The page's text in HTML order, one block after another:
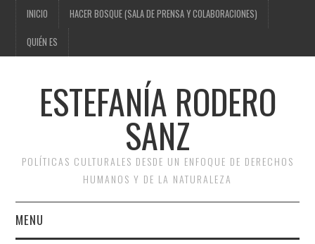
INICIO HACER BOSQUE (SALA DE PRENSA Y COLABORACIONES)
QUIÉN ES
ESTEFANÍA RODERO
SANZ
POLÍTICAS CULTURALES DESDE UN ENFOQUE DE DERECHOS
HUMANOS Y DE LA NATURALEZA
MENU